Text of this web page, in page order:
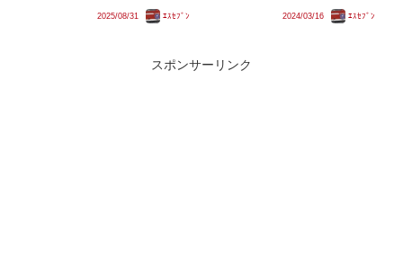
ム柵｣。このシステムは関西圏で
での事例は成田線の空港第二ビル
2025/08/31 ｴｽｾﾌﾞﾝ
のような部分が改造され、今後は
2024/03/16 ｴｽｾﾌﾞﾝ
スポンサーリンク